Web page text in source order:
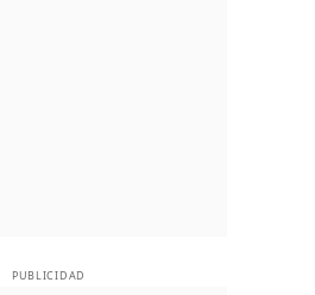
PUBLICIDAD